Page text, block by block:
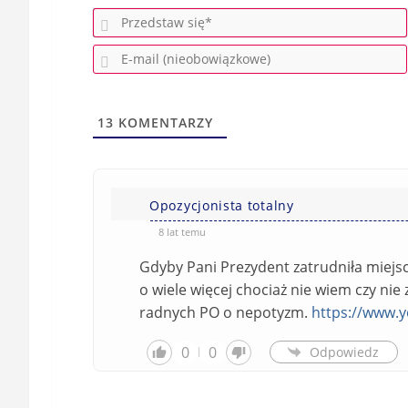
P
r
E
-
13 KOMENTARZY
Opozycjonista totalny
8 lat temu
Gdyby Pani Prezydent zatrudniła
o wiele więcej chociaż nie wiem czy
radnych PO o nepotyzm. https://
0
0 Odpowiedz